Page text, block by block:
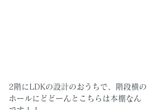
2階にLDKの設計のおうちで、階段横の
ホールにどどーんとこちらは本棚なん